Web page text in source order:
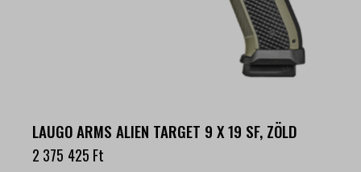
LAUGO ARMS ALIEN TARGET 9 X 19 SF, ZÖLD
2 375 425 Ft